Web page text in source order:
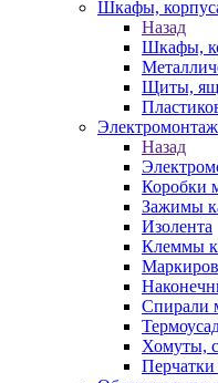
Шкафы,
Назад
Шкафы,
Щиты,
Назад
Коробки
Зажимы
Изолента
Клеммы
Спирали
Хомуты,